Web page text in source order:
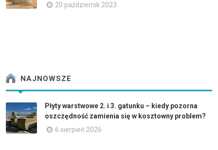
20 październik 2023
NAJNOWSZE
Płyty warstwowe 2. i 3. gatunku – kiedy pozorna
oszczędność zamienia się w kosztowny problem?
6 sierpień 2026